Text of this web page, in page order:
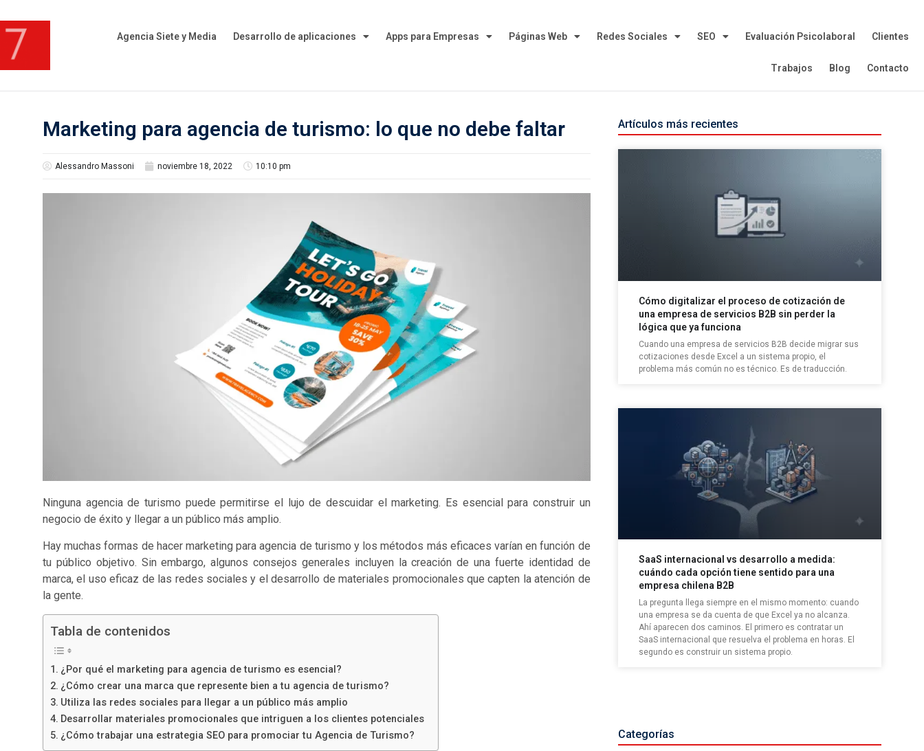
Agencia Siete y Media Desarrollo de aplicaciones Apps para Empresas Páginas Web Redes Sociales SEO Evaluación Psicolaboral Clientes
Trabajos Blog Contacto
Marketing para agencia de turismo: lo que no debe faltar
Alessandro Massoni noviembre 18, 2022 10:10 pm
Ninguna agencia de turismo puede permitirse el lujo de descuidar el marketing. Es esencial para construir un
negocio de éxito y llegar a un público más amplio.
Hay muchas formas de hacer marketing para agencia de turismo y los métodos más eficaces varían en función de
tu público objetivo. Sin embargo, algunos consejos generales incluyen la creación de una fuerte identidad de
marca, el uso eficaz de las redes sociales y el desarrollo de materiales promocionales que capten la atención de
la gente.
Tabla de contenidos
¿Por qué el marketing para agencia de turismo es esencial?
¿Cómo crear una marca que represente bien a tu agencia de turismo?
Utiliza las redes sociales para llegar a un público más amplio
Desarrollar materiales promocionales que intriguen a los clientes potenciales
¿Cómo trabajar una estrategia SEO para promociar tu Agencia de Turismo?
Artículos más recientes
Cómo digitalizar el proceso de cotización de
una empresa de servicios B2B sin perder la
lógica que ya funciona
Cuando una empresa de servicios B2B decide migrar sus
cotizaciones desde Excel a un sistema propio, el
problema más común no es técnico. Es de traducción.
SaaS internacional vs desarrollo a medida:
cuándo cada opción tiene sentido para una
empresa chilena B2B
La pregunta llega siempre en el mismo momento: cuando
una empresa se da cuenta de que Excel ya no alcanza.
Ahí aparecen dos caminos. El primero es contratar un
SaaS internacional que resuelva el problema en horas. El
segundo es construir un sistema propio.
Categorías